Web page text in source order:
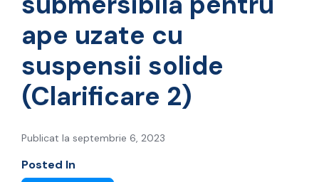
ape uzate cu
suspensii solide
(Clarificare 2)
Publicat la septembrie 6, 2023
Posted In